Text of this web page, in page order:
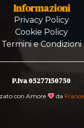
Informazioni
Privacy Policy
Cookie Policy
Termini e Condizioni
P.Iva 05277150750
con Amore da